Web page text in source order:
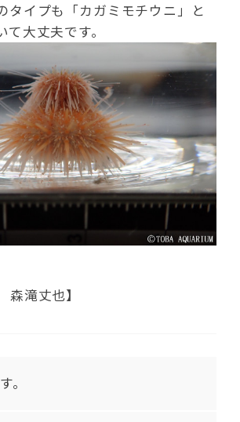
タイプも「カガミモチウニ」と
大丈夫です。
滝丈也】
。